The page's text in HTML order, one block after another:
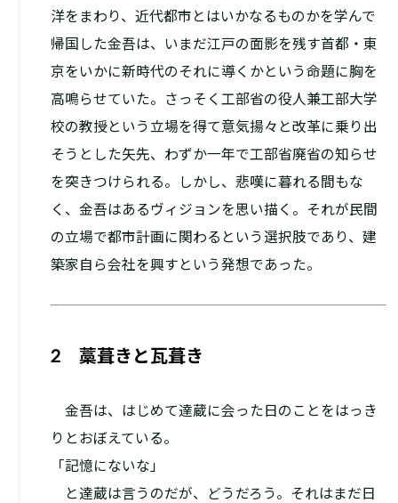
洋をまわり、近代都市とはいかなるものかを学んで
帰国した金吾は、いまだ江戸の面影を残す首都・東
京をいかに新時代のそれに導くかという命題に胸を
高鳴らせていた。さっそく工部省の役人兼工部大学
校の教授という立場を得て意気揚々と改革に乗り出
そうとした矢先、わずか一年で工部省廃省の知らせ
を突きつけられる。しかし、悲嘆に暮れる間もな
く、金吾はあるヴィジョンを思い描く。それが民間
の立場で都市計画に関わるという選択肢であり、建
築家自ら会社を興すという発想であった。
2 藁葺きと瓦葺き
金吾は、はじめて達蔵に会った日のことをはっき
りとおぼえている。
「記憶にないな」
と達蔵は言うのだが、どうだろう。それはまだ日